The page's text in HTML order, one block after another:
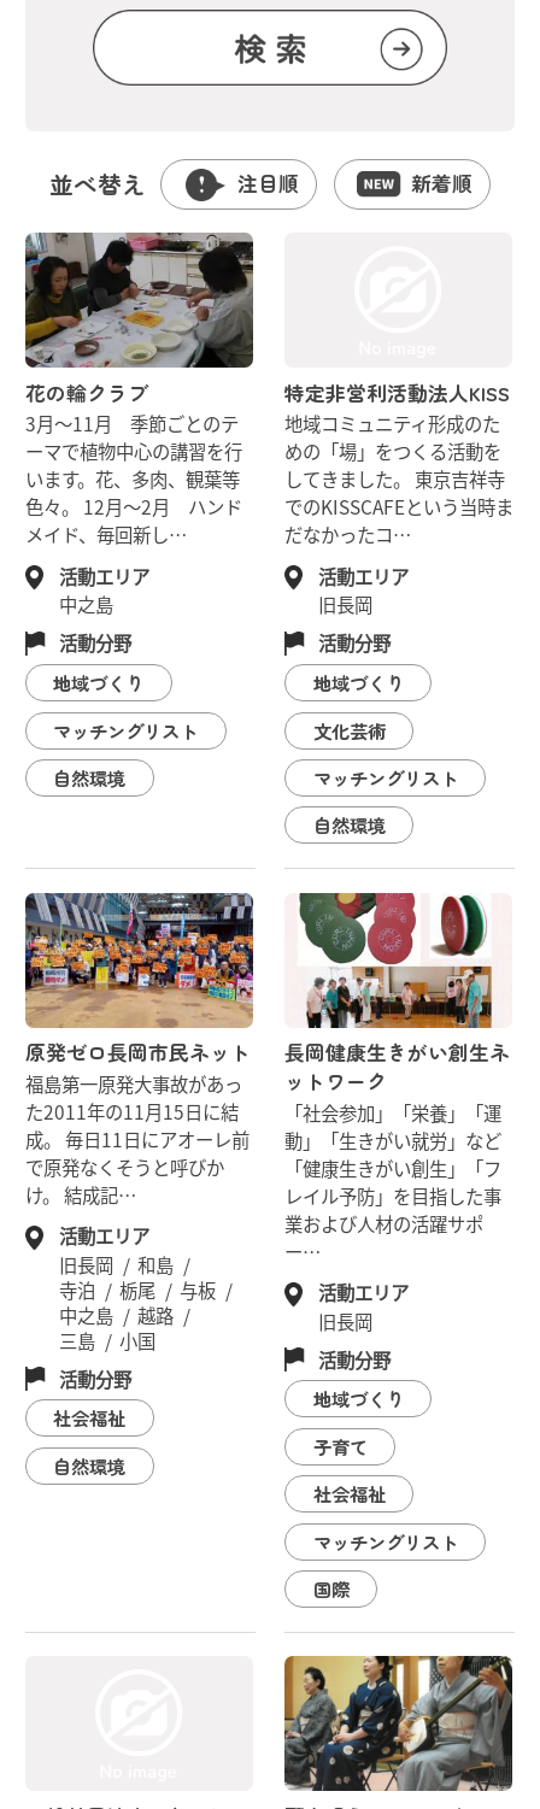
並べ替え 注目順 新着順
花の輪クラブ
3月～11月 季節ごとのテ
ーマで植物中心の講習を行
います。花、多肉、観葉等
色々。 12月～2月 ハンド
メイド、毎回新し…
活動エリア
中之島
活動分野
地域づくり
マッチングリスト
自然環境
特定非営利活動法人KISS
地域コミュニティ形成のた
めの「場」をつくる活動を
してきました。 東京吉祥寺
でのKISSCAFEという当時ま
だなかったコ…
活動エリア
旧長岡
活動分野
地域づくり
文化芸術
マッチングリスト
自然環境
原発ゼロ長岡市民ネット
福島第一原発大事故があっ
た2011年の11月15日に結
成。 毎日11日にアオーレ前
で原発なくそうと呼びか
け。 結成記…
活動エリア
旧長岡
和島
寺泊
栃尾
与板
中之島
越路
三島
小国
活動分野
社会福祉
自然環境
長岡健康生きがい創生ネ
ットワーク
「社会参加」「栄養」「運
動」「生きがい就労」など
「健康生きがい創生」「フ
レイル予防」を目指した事
業および人材の活躍サポ
ー…
活動エリア
旧長岡
活動分野
地域づくり
子育て
社会福祉
マッチングリスト
国際